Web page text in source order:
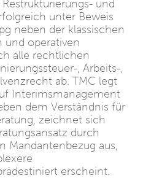
und
unter Beweis
neben der klassischen
und operativen
alle rechtlichen
, Arbeits-,
ab. TMC legt
Interimsmanagement
dem Verständnis für
zeichnet sich
durch
Mandantenbezug aus,
erscheint.